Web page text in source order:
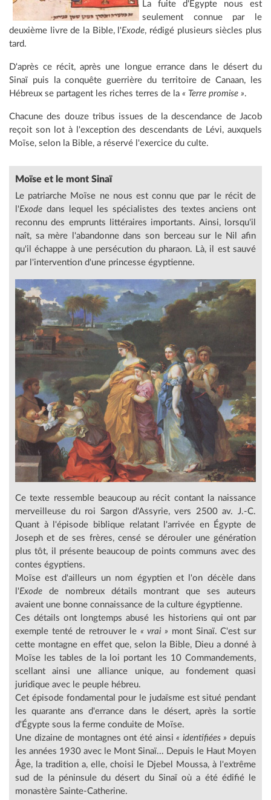
La fuite d'Égypte nous est
seulement connue par le
deuxième livre de la Bible, l'Exode, rédigé plusieurs siècles plus
tard.
D'après ce récit, après une longue errance dans le désert du
Sinaï puis la conquête guerrière du territoire de Canaan, les
Hébreux se partagent les riches terres de la « Terre promise ».
Chacune des douze tribus issues de la descendance de Jacob
reçoit son lot à l'exception des descendants de Lévi, auxquels
Moïse, selon la Bible, a réservé l'exercice du culte.
Moïse et le mont Sinaï
Le patriarche Moïse ne nous est connu que par le récit de
l'Exode dans lequel les spécialistes des textes anciens ont
reconnu des emprunts littéraires importants. Ainsi, lorsqu'il
naît, sa mère l'abandonne dans son berceau sur le Nil afin
qu'il échappe à une persécution du pharaon. Là, il est sauvé
par l'intervention d'une princesse égyptienne.
Ce texte ressemble beaucoup au récit contant la naissance
merveilleuse du roi Sargon d'Assyrie, vers 2500 av. J.-C.
Quant à l'épisode biblique relatant l'arrivée en Égypte de
Joseph et de ses frères, censé se dérouler une génération
plus tôt, il présente beaucoup de points communs avec des
contes égyptiens.
Moïse est d'ailleurs un nom égyptien et l'on décèle dans
l'Exode de nombreux détails montrant que ses auteurs
avaient une bonne connaissance de la culture égyptienne.
Ces détails ont longtemps abusé les historiens qui ont par
exemple tenté de retrouver le « vrai » mont Sinaï. C'est sur
cette montagne en effet que, selon la Bible, Dieu a donné à
Moïse les tables de la loi portant les 10 Commandements,
scellant ainsi une alliance unique, au fondement quasi
juridique avec le peuple hébreu.
Cet épisode fondamental pour le judaïsme est situé pendant
les quarante ans d'errance dans le désert, après la sortie
d'Égypte sous la ferme conduite de Moïse.
Une dizaine de montagnes ont été ainsi« identifiées » depuis
les années 1930 avec le Mont Sinaï... Depuis le Haut Moyen
Âge, la tradition a, elle, choisi le Djebel Moussa, à l'extrême
sud de la péninsule du désert du Sinaï où a été édifié le
monastère Sainte-Catherine.